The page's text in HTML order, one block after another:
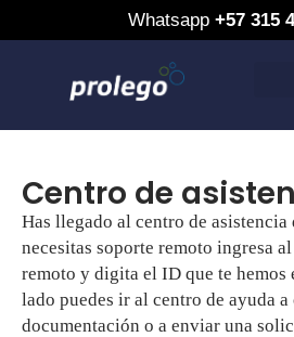
Whatsapp +57 315
Centro de
Has llegado al centro de asistencia
necesitas soporte remoto ingresa
remoto y digita el ID que te hemos
lado puedes ir al centro de ayuda
documentación o a enviar una